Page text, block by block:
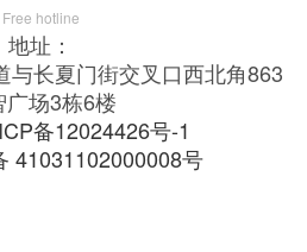
Free hotline
地址：
与长夏门街交叉口西北角863
广场3栋6楼
备12024426号-1
41031102000008号